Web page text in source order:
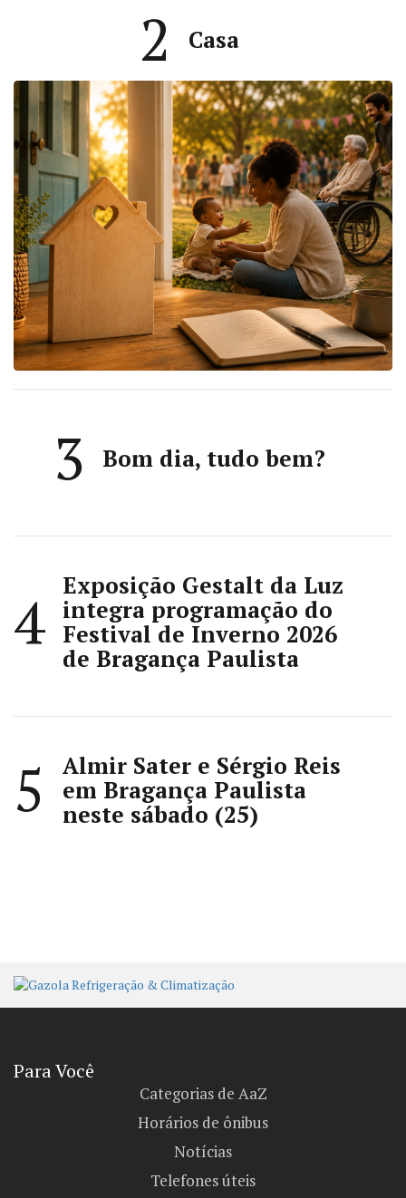
2 Casa
3 Bom dia, tudo bem?
4
Exposição Gestalt da Luz
integra programação do
Festival de Inverno 2026
de Bragança Paulista
5
Almir Sater e Sérgio Reis
em Bragança Paulista
neste sábado (25)
Para Você
Categorias de AaZ
Horários de ônibus
Notícias
Telefones úteis